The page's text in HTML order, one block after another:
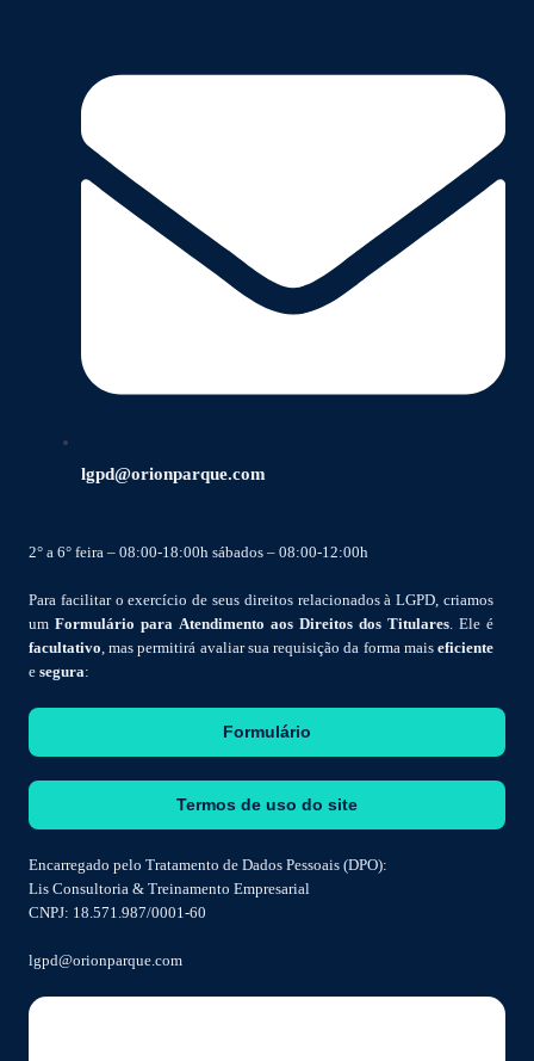
lgpd@orionparque.com
2° a 6° feira – 08:00-18:00h sábados – 08:00-12:00h
Para facilitar o exercício de seus direitos relacionados à LGPD, criamos
um Formulário para Atendimento aos Direitos dos Titulares . Ele é
facultativo , mas permitirá avaliar sua requisição da forma mais eficiente
e segura:
Formulário
Termos de uso do site
Encarregado pelo Tratamento de Dados Pessoais (DPO):
Lis Consultoria & Treinamento Empresarial
CNPJ: 18.571.987/0001-60
lgpd@orionparque.com